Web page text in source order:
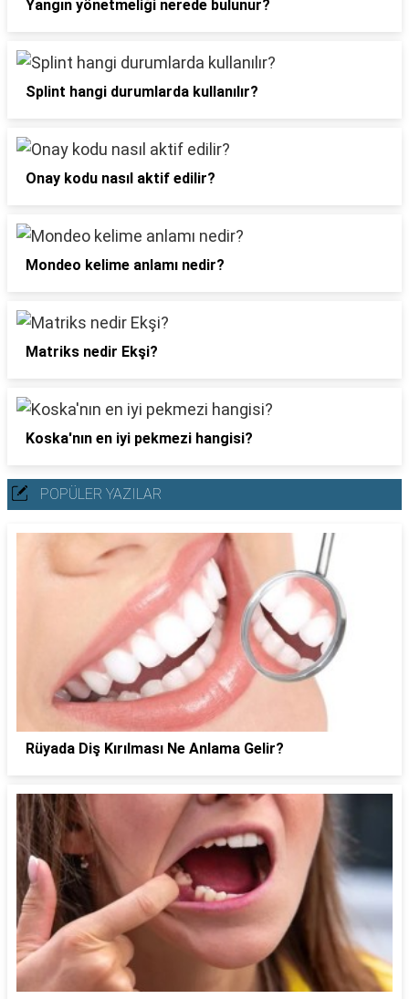
Yangın yönetmeliği nerede bulunur?
Splint hangi durumlarda kullanılır?
Onay kodu nasıl aktif edilir?
Mondeo kelime anlamı nedir?
Matriks nedir Ekşi?
Koska'nın en iyi pekmezi hangisi?
POPÜLER YAZILAR
Rüyada Diş Kırılması Ne Anlama Gelir?